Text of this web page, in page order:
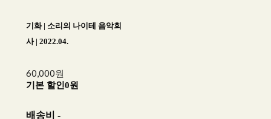
기화 | 소리의 나이테 음악회
사 | 2022.04.
60,000원
기본 할인0원
배송비 -